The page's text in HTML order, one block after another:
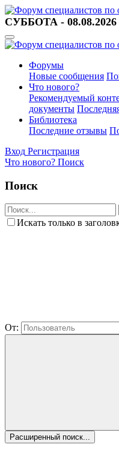
СУББОТА - 08.08.2026
Форумы
Новые сообщения
Что нового?
Рекомендуемый
документы
Библиотека
Последние отзывы
Вход Регистрация
Что нового? Поиск
Поиск
Искать только в
От:
Расширенный поиск...